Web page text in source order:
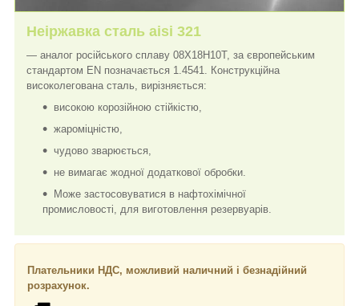
Неіржавка сталь aisi 321
— аналог російського сплаву 08Х18Н10Т, за європейським
стандартом EN позначається 1.4541. Конструкційна
високолегована сталь, вирізняється:
високою корозійною стійкістю,
жароміцністю,
чудово зварюється,
не вимагає жодної додаткової обробки.
Може застосовуватися в нафтохімічної
промисловості, для виготовлення резервуарів.
Плательники НДС, можливий наличний і безнадійний
розрахунок.